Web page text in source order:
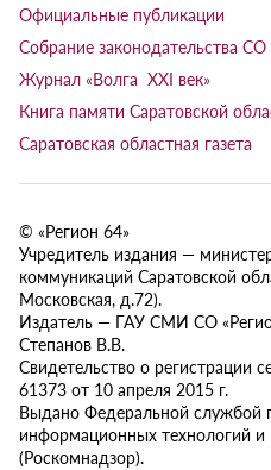
Официальные публикации
Собрание законодательства СО
Журнал «Волга XXI век»
Книга памяти Саратовской
Саратовская областная газета
© «Регион 64»
Учредитель издания —
коммуникаций Саратовской
Московская, д.72).
Издатель — ГАУ СМИ СО
Степанов В.В.
Свидетельство о регистрации
61373 от 10 апреля 2015 г.
Выдано Федеральной службой
информационных технологий
(Роскомнадзор).